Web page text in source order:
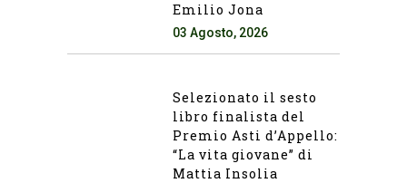
Emilio Jona
03 Agosto, 2026
Selezionato il sesto
libro finalista del
Premio Asti d’Appello:
“La vita giovane” di
Mattia Insolia